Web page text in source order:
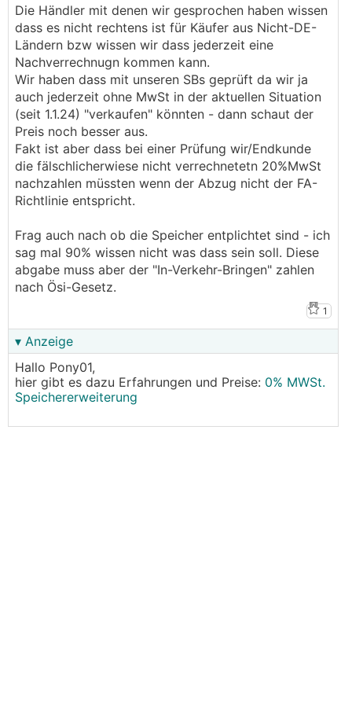
Die Händler mit denen wir gesprochen haben wissen
dass es nicht rechtens ist für Käufer aus Nicht-DE-
Ländern bzw wissen wir dass jederzeit eine
Nachverrechnugn kommen kann.
Wir haben dass mit unseren SBs geprüft da wir ja
auch jederzeit ohne MwSt in der aktuellen Situation
(seit 1.1.24) "verkaufen" könnten - dann schaut der
Preis noch besser aus.
Fakt ist aber dass bei einer Prüfung wir/Endkunde
die fälschlicherwiese nicht verrechnetetn 20%MwSt
nachzahlen müssten wenn der Abzug nicht der FA-
Richtlinie entspricht.
Frag auch nach ob die Speicher entplichtet sind - ich
sag mal 90% wissen nicht was dass sein soll. Diese
abgabe muss aber der "In-Verkehr-Bringen" zahlen
nach Ösi-Gesetz.
1
▾ Anzeige
Hallo Pony01,
hier gibt es dazu Erfahrungen und Preise: 0% MWSt.
Speichererweiterung